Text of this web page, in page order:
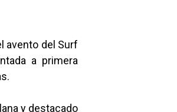
avento del Surf
a primera
y destacado